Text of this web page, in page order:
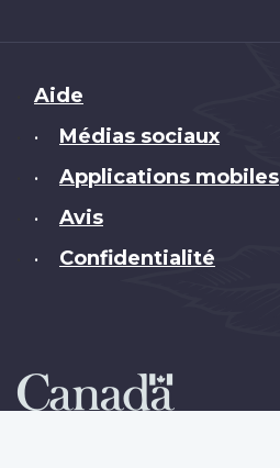
Brand
Aide
• Médias sociaux
• Applications mobiles
• Avis
• Confidentialité